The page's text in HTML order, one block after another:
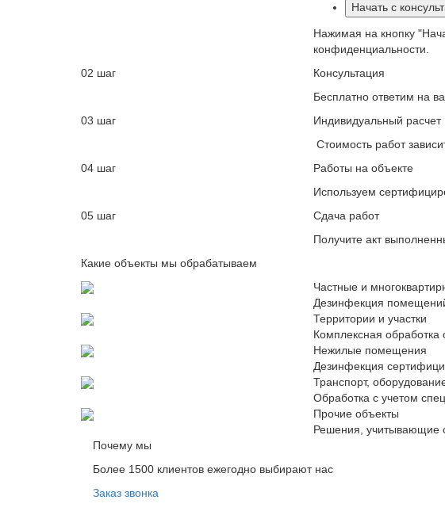
Начать с
Нажимая на кнопку
конфиденциальности.
02 шаг
Консультация
Бесплатно ответим на
03 шаг
Индивидуальный расчет
Стоимость работ
04 шаг
Работы на объекте
Используем
05 шаг
Сдача работ
Получите акт
Какие объекты мы обрабатываем
Частные и
Дезинфекция
Территории и участки
Комплексная
Нежилые помещения
Дезинфекция
Транспорт,
Обработка с учетом
Прочие объекты
Решения, учитывающие
Почему мы
Более 1500 клиентов ежегодно выбирают нас
Заказ звонка